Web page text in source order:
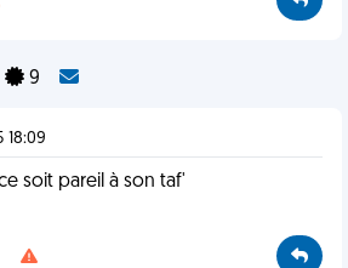
9
18:09
soit pareil à son taf'